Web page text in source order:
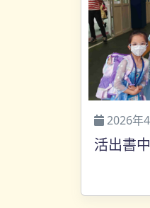
2026年
活出書